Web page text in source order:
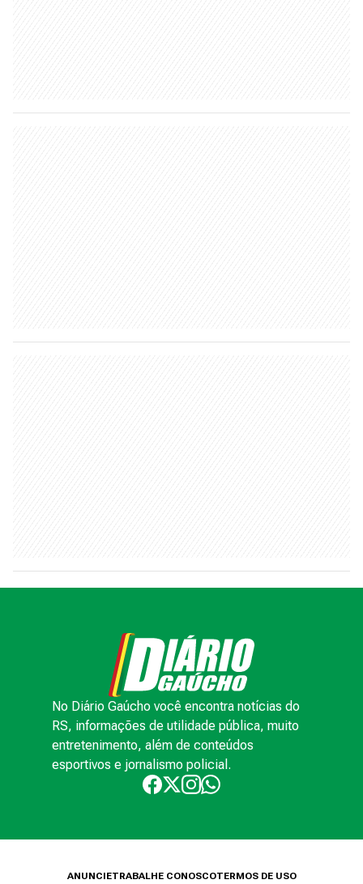
No Diário Gaúcho você encontra notícias do
RS, informações de utilidade pública, muito
entretenimento, além de conteúdos
esportivos e jornalismo policial.
ANUNCIETRABALHE CONOSCOTERMOS DE USO